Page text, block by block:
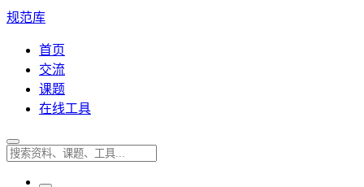
规范库
首页
交流
课题
在线工具